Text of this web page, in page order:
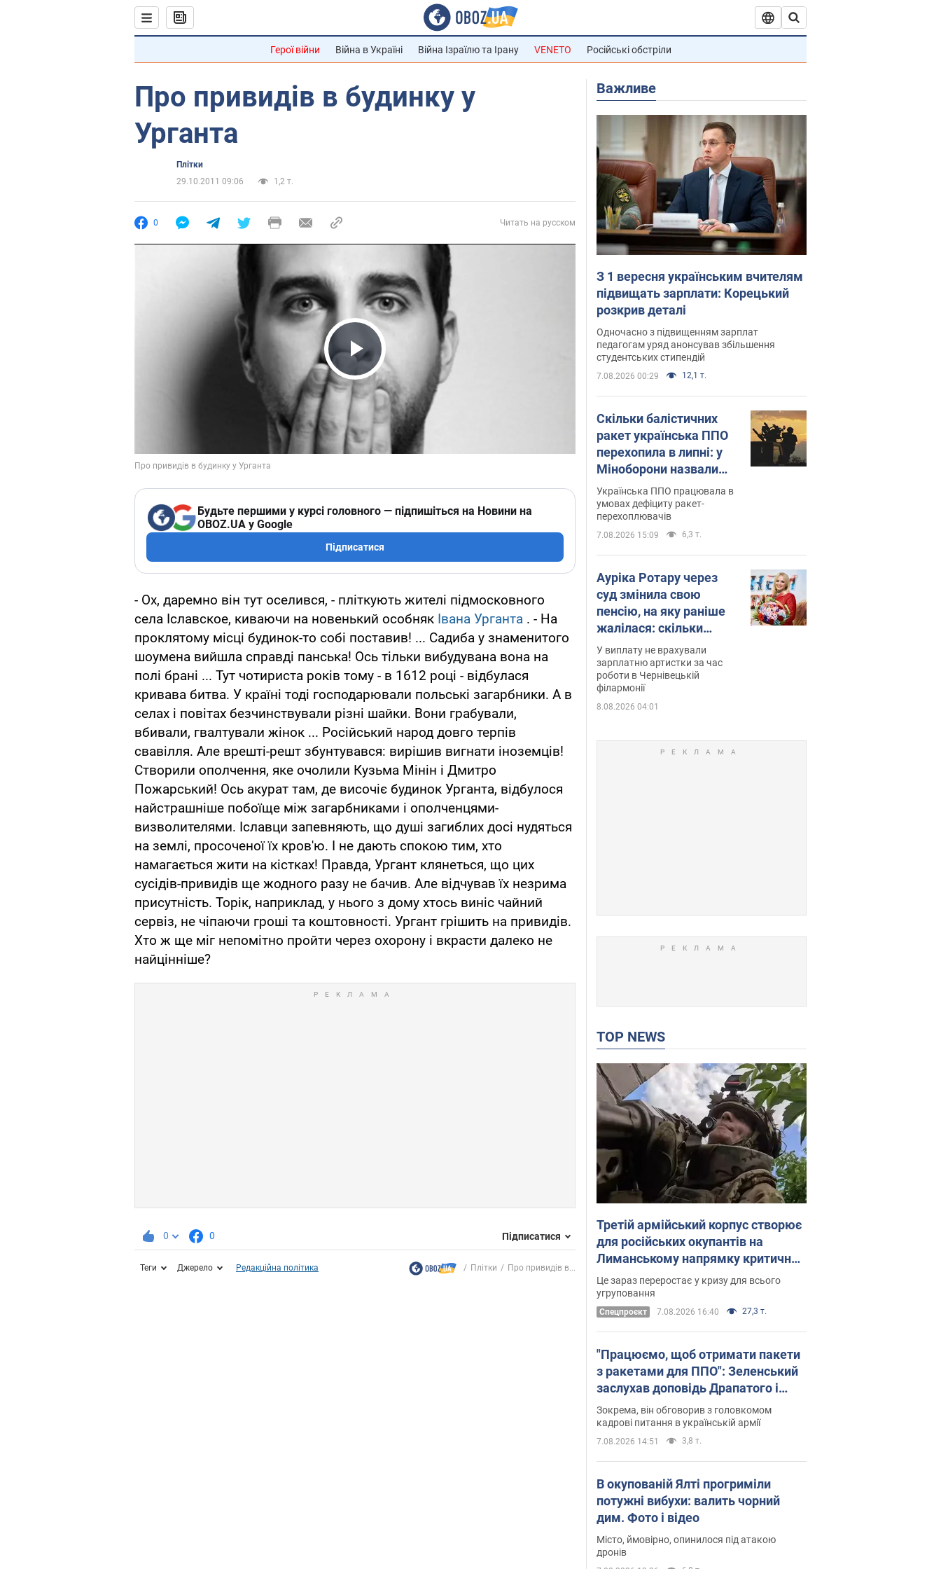
Герої війни Війна в Україні Війна Ізраїлю та Ірану VENETO Російські обстріли
Про привидів в будинку у
Урганта
Плітки
29.10.2011 09:06
1,2 т.
0 Читать на русском
Play Video
Будьте першими у курсі головного — підпишіться на Новини на
OBOZ.UA у Google
Підписатися
- Ох, даремно він тут оселився, - пліткують жителі підмосковного
села Іславское, киваючи на новенький особняк Івана Урганта . - На
проклятому місці будинок-то собі поставив! ... Садиба у знаменитого
шоумена вийшла справді панська! Ось тільки вибудувана вона на
полі брані ... Тут чотириста років тому - в 1612 році - відбулася
кривава битва. У країні тоді господарювали польські загарбники. А в
селах і повітах безчинствували різні шайки. Вони грабували,
вбивали, гвалтували жінок ... Російський народ довго терпів
свавілля. Але врешті-решт збунтувався: вирішив вигнати іноземців!
Створили ополчення, яке очолили Кузьма Мінін і Дмитро
Пожарський! Ось акурат там, де височіє будинок Урганта, відбулося
найстрашніше побоїще між загарбниками і ополченцями-
визволителями. Іславци запевняють, що душі загиблих досі нудяться
на землі, просоченої їх кров'ю. І не дають спокою тим, хто
намагається жити на кістках! Правда, Ургант клянеться, що цих
сусідів-привидів ще жодного разу не бачив. Але відчував їх незрима
присутність. Торік, наприклад, у нього з дому хтось виніс чайний
сервіз, не чіпаючи гроші та коштовності. Ургант грішить на привидів.
Хто ж ще міг непомітно пройти через охорону і вкрасти далеко не
найцінніше?
0 0 Підписатися
Теги Джерело Редакційна політика Плітки Про привидів в...
Важливе
З 1 вересня українським вчителям
підвищать зарплати: Корецький
розкрив деталі
Одночасно з підвищенням зарплат
педагогам уряд анонсував збільшення
студентських стипендій
7.08.2026 00:29 12,1 т.
Скільки балістичних
ракет українська ППО
перехопила в липні: у
Міноборони назвали
цифру
Українська ППО працювала в
умовах дефіциту ракет-
перехоплювачів
7.08.2026 15:09 6,3 т.
Ауріка Ротару через
суд змінила свою
пенсію, на яку раніше
жалілася: скільки
отримувала співачка
У виплату не врахували
зарплатню артистки за час
роботи в Чернівецькій
філармонії
8.08.2026 04:01
TOP NEWS
Третій армійський корпус створює
для російських окупантів на
Лиманському напрямку критичний
дискомфорт: як це вдалося
Це зараз переростає у кризу для всього
угруповання
Cпецпроєкт 7.08.2026 16:40 27,3 т.
"Працюємо, щоб отримати пакети
з ракетами для ППО": Зеленський
заслухав доповідь Драпатого і
анонсував нові кроки
Зокрема, він обговорив з головкомом
кадрові питання в українській армії
7.08.2026 14:51 3,8 т.
В окупованій Ялті прогриміли
потужні вибухи: валить чорний
дим. Фото і відео
Місто, ймовірно, опинилося під атакою
дронів